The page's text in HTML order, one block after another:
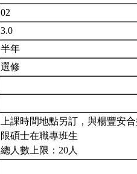
02
3.0
半年
選修
上課時間地點另訂，與楊豐安
限碩士在職專班生
總人數上限：20人